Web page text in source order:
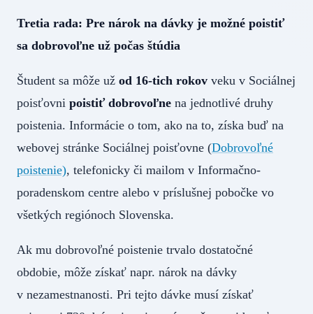
Tretia rada: Pre nárok na dávky je možné poistiť
sa dobrovoľne už počas štúdia
Študent sa môže už od 16-tich rokov veku v Sociálnej
poisťovni poistiť dobrovoľne na jednotlivé druhy
poistenia. Informácie o tom, ako na to, získa buď na
webovej stránke Sociálnej poisťovne (Dobrovoľné
poistenie), telefonicky či mailom v Informačno-
poradenskom centre alebo v príslušnej pobočke vo
všetkých regiónoch Slovenska.
Ak mu dobrovoľné poistenie trvalo dostatočné
obdobie, môže získať napr. nárok na dávky
v nezamestnanosti. Pri tejto dávke musí získať